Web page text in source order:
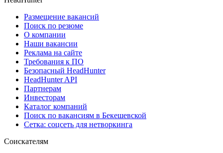
Размещение вакансий
Поиск по резюме
О компании
Наши вакансии
Реклама на сайте
Требования к ПО
Безопасный HeadHunter
HeadHunter API
Партнерам
Инвесторам
Каталог компаний
Поиск по вакансиям в Бекешевской
Сетка: соцсеть для нетворкинга
Соискателям